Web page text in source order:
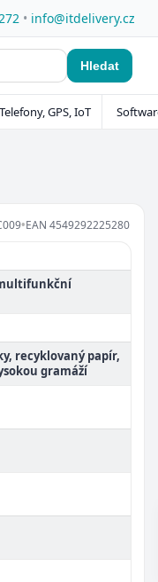
• info@itdelivery.cz
Hledat
Telefony, GPS, IoT
•EAN 4549292225280
multifunkční
recyklovaný papír,
gramáží